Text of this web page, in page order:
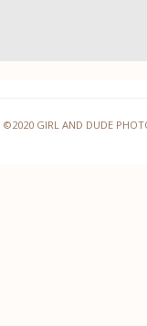
©2020 GIRL AND DUDE